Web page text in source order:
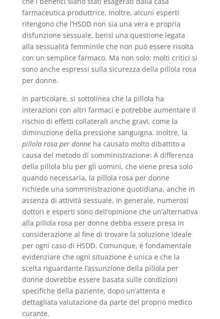
farmaceutica produttrice. Inoltre, alcuni esperti
ritengono che l’HSDD non sia una vera e propria
disfunzione sessuale, bensì una questione legata
alla sessualità femminile che non può essere risolta
con un semplice farmaco. Ma non solo: molti critici si
sono anche espressi sulla sicurezza della pillola rosa
per donne.
In particolare, si sottolinea che la pillola ha
interazioni con altri farmaci e potrebbe aumentare il
rischio di effetti collaterali anche gravi, come la
diminuzione della pressione sanguigna. Inoltre, la
pillola rosa per donneha causato molto dibattito a
causa del metodo di somministrazione: A differenza
della pillola blu per gli uomini, che viene presa solo
quando necessaria, la pillola rosa per donne
richiede una somministrazione quotidiana, anche in
assenza di attività sessuale. In generale, numerosi
dottori e esperti sono dell’opinione che un’alternativa
alla pillola rosa per donne debba essere presa in
considerazione al fine di trovare la soluzione ideale
per ogni caso di HSDD. Comunque, è fondamentale
evidenziare che ogni situazione è unica e che la
scelta riguardante l’assunzione della pillola per
donne dovrebbe essere basata sulle condizioni
specifiche della paziente, dopo un’attenta e
dettagliata valutazione da parte del proprio medico
curante.